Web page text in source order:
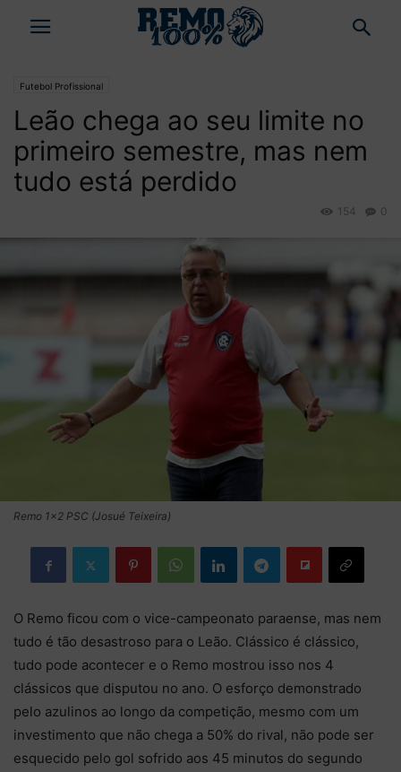
Futebol Profissional
Leão chega ao seu limite no
primeiro semestre, mas nem
tudo está perdido
0
154
Remo 1x2 PSC (Josué Teixeira)
O Remo ficou com o vice-campeonato paraense, mas nem
tudo é tão desastroso para o Leão. Clássico é clássico,
tudo pode acontecer e o Remo mostrou isso nos 4
clássicos que disputou no ano. O esforço demonstrado
pelo azulinos ao longo da competição, mesmo com um
investimento que não chega a 50% do rival, não pode ser
esquecido pelo gol sofrido aos 45 minutos do segundo